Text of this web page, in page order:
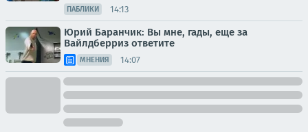
ПАБЛИКИ 14:13
Юрий Баранчик: Вы мне, гады, еще за
Вайлдберриз ответите
МНЕНИЯ 14:07